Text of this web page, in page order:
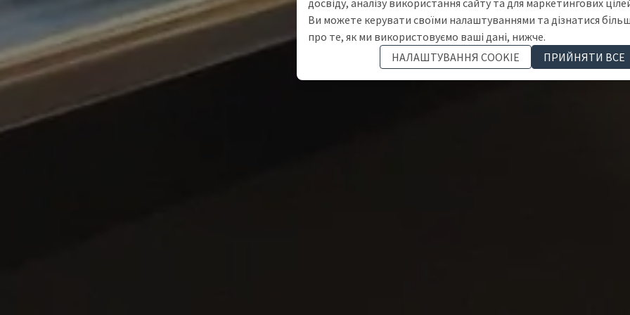
досвіду, аналізу використання сайту та для маркетингових
Ви можете керувати своїми налаштуваннями та дізнатися
про те, як ми використовуємо ваші дані, нижче.
НАЛАШТУВАННЯ COOKIE
ПРИЙНЯТИ ВСЕ